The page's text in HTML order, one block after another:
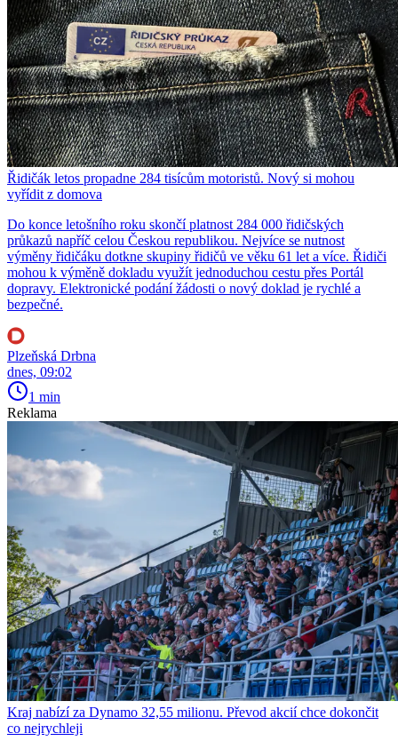
Řidičák letos propadne 284 tisícům motoristů. Nový si mohou
vyřídit z domova
Do konce letošního roku skončí platnost 284 000 řidičských
průkazů napříč celou Českou republikou. Nejvíce se nutnost
výměny řidičáku dotkne skupiny řidičů ve věku 61 let a více. Řidiči
mohou k výměně dokladu využít jednoduchou cestu přes Portál
dopravy. Elektronické podání žádosti o nový doklad je rychlé a
bezpečné.
Plzeňská Drbna
dnes, 09:02
1 min
Reklama
Kraj nabízí za Dynamo 32,55 milionu. Převod akcií chce dokončit
co nejrychleji